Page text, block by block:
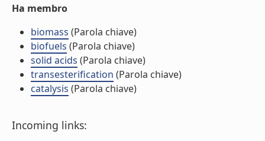
Ha membro
biomass (Parola chiave)
biofuels (Parola chiave)
solid acids (Parola chiave)
transesterification (Parola chiave)
catalysis (Parola chiave)
Incoming links: